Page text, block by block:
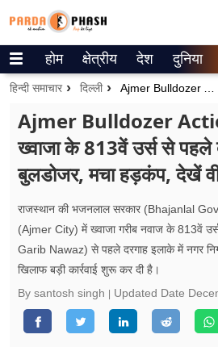
Trending on Google News
वेब स्टोरीज
उत्तर प्रदेश
वीडियो
रिलेशनशिप
जीवन मंत्रा
होम क्षेत्रीय देश दुनिया
हिन्दी समाचार दिल्ली
Ajmer Bulldozer
ख्वाजा के 813वें उर्स से पहले
बुलडोजर, मचा हड़कंप, देखें
राजस्थान की भजनलाल सरकार (Bhajanlal
(Ajmer City) में ख्वाजा गरीब नवाज के 813वें
Garib Nawaz) से पहले दरगाह इलाके में नगर
खिलाफ बड़ी कार्रवाई शुरू कर दी है।
By santosh singh
Updated Date